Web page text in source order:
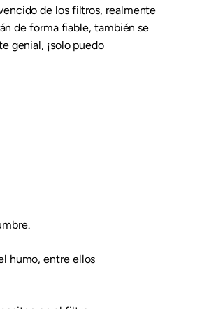
de los filtros, realmente
de forma fiable, también se
genial, ¡solo puedo
humo, entre ellos